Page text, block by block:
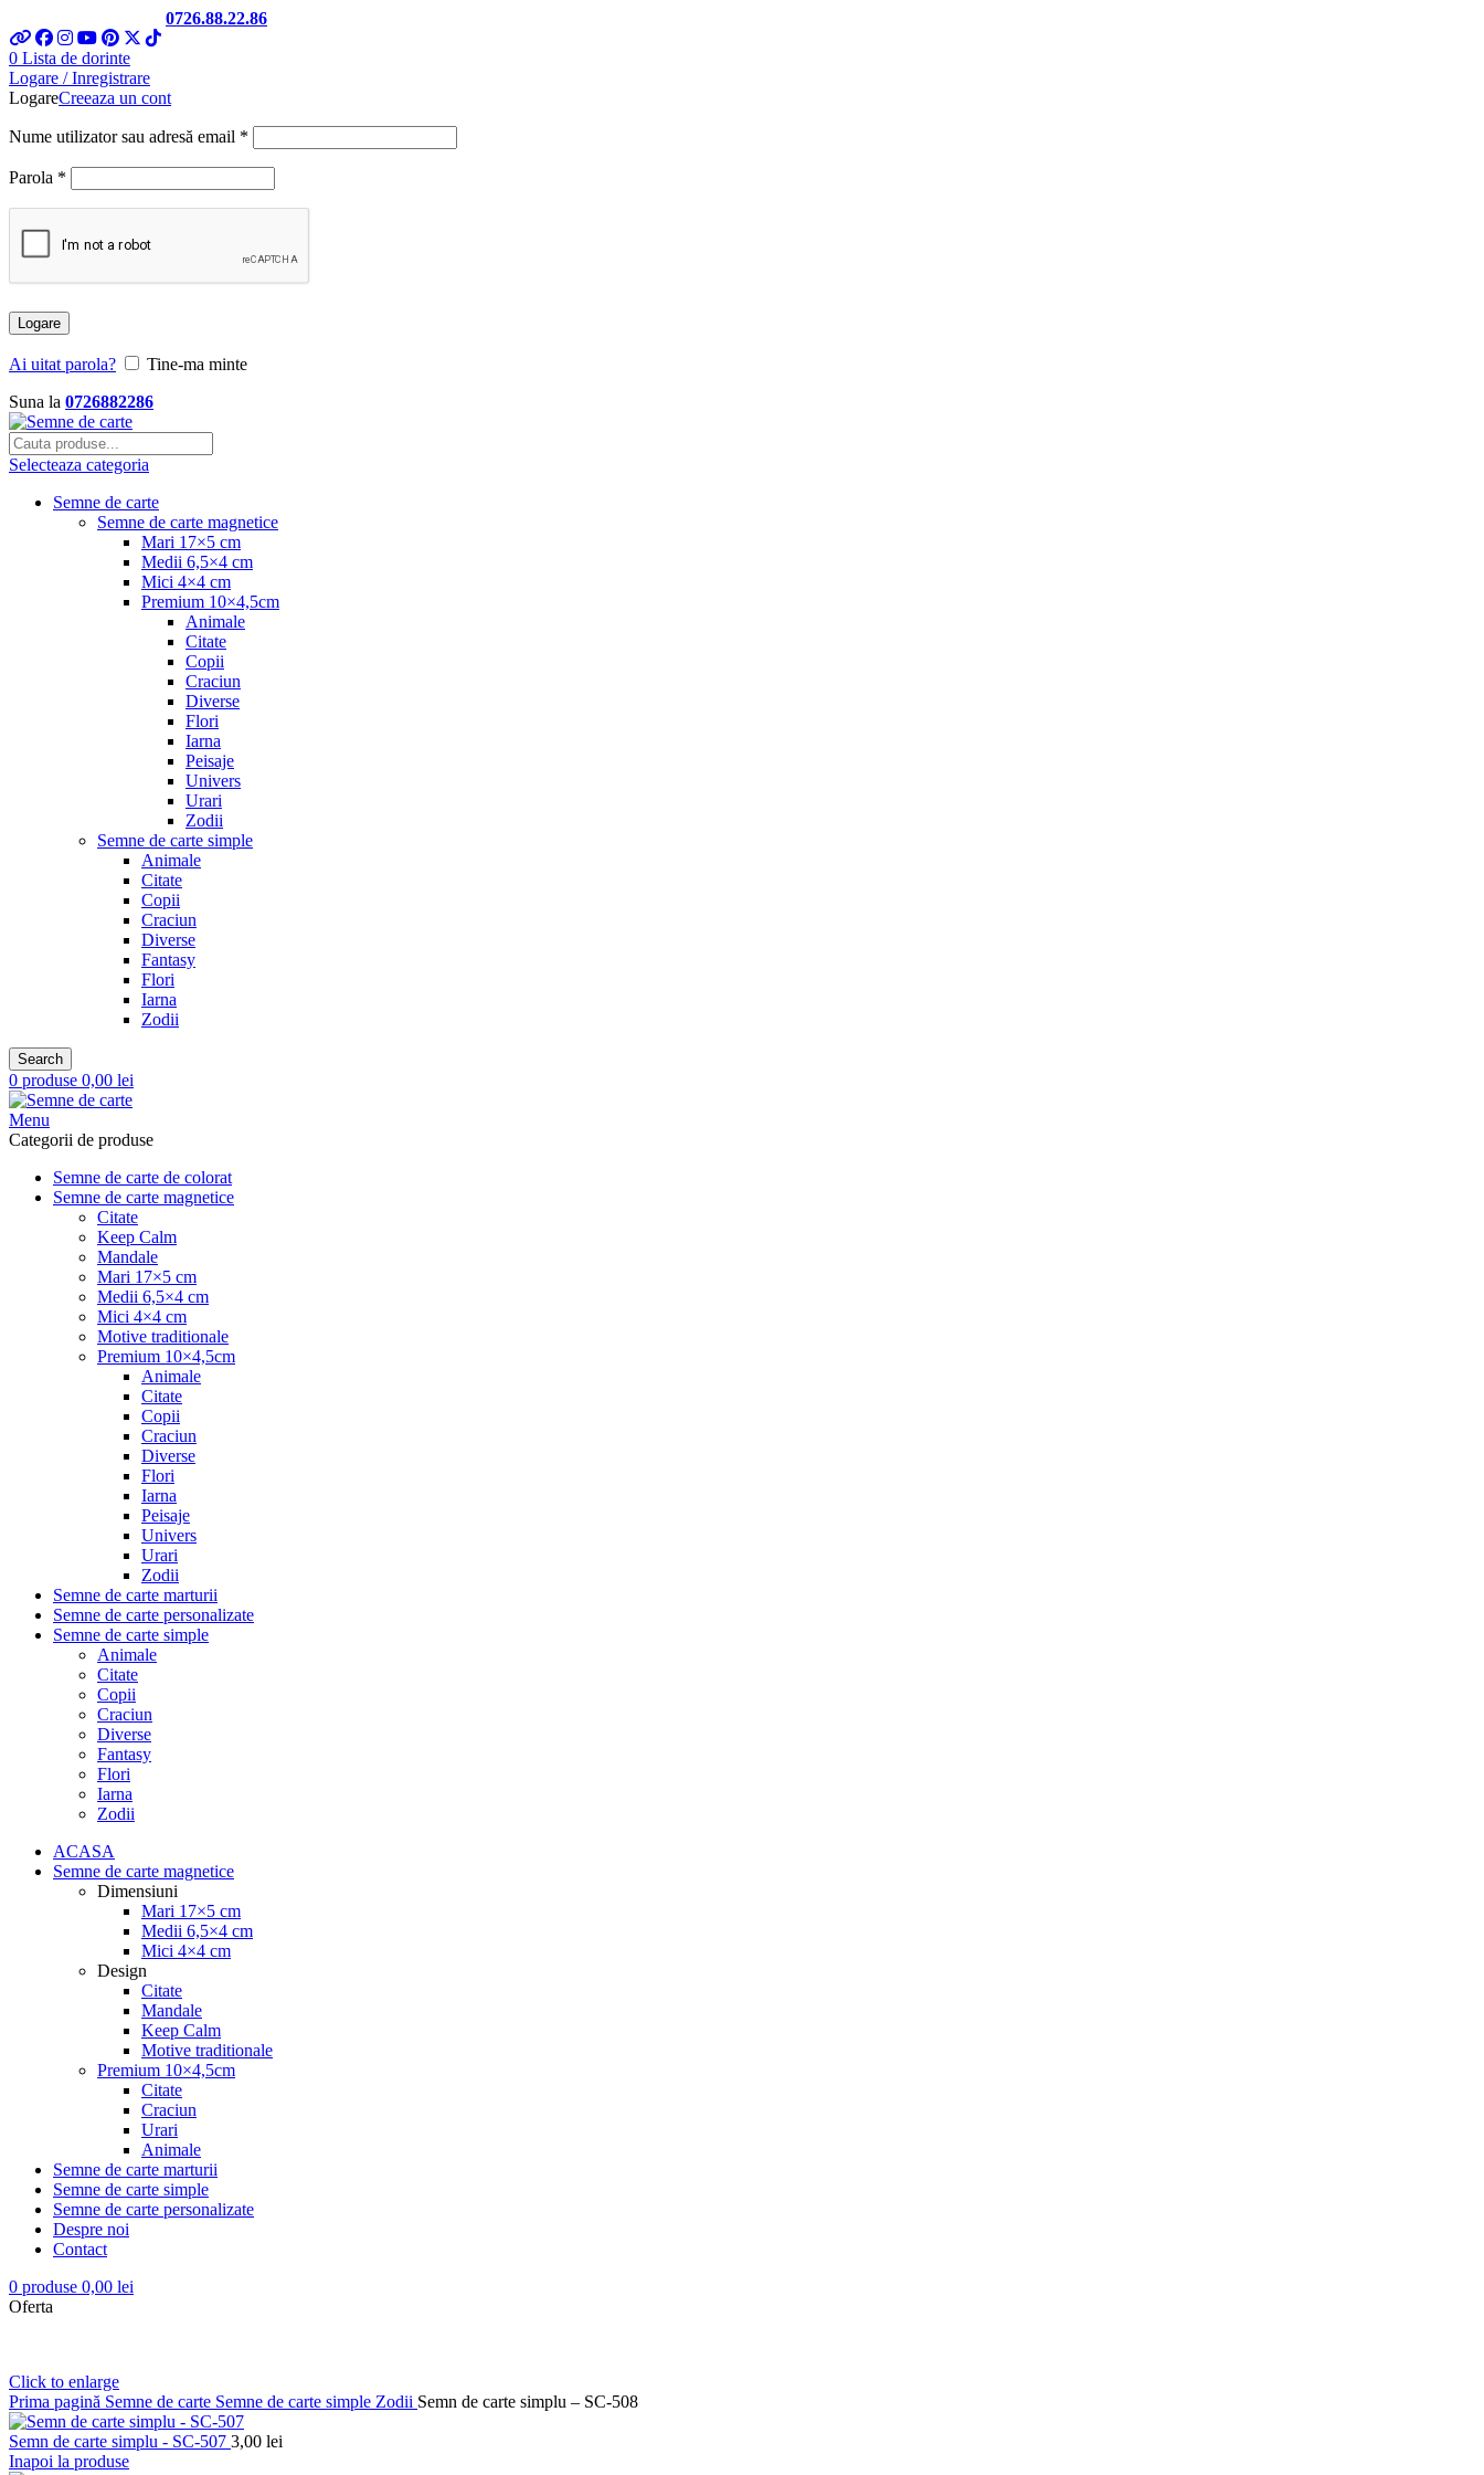
0726.88.22.86
0 Lista de dorinte
Logare / Inregistrare
LogareCreeaza un cont
Nume utilizator sau adresă email *
Parola *
Logare
Ai uitat parola?
Tine-ma minte
Suna la 0726882286
Selecteaza categoria
Semne de carte
Semne de carte magnetice
Mari 17×5 cm
Medii 6,5×4 cm
Mici 4×4 cm
Premium 10×4,5cm
Animale
Citate
Copii
Craciun
Diverse
Flori
Iarna
Peisaje
Univers
Urari
Zodii
Semne de carte simple
Animale
Citate
Copii
Craciun
Diverse
Fantasy
Flori
Iarna
Zodii
Search
0 produse 0,00 lei
Menu
Categorii de produse
Semne de carte de colorat
Semne de carte magnetice
Citate
Keep Calm
Mandale
Mari 17×5 cm
Medii 6,5×4 cm
Mici 4×4 cm
Motive traditionale
Premium 10×4,5cm
Animale
Citate
Copii
Craciun
Diverse
Flori
Iarna
Peisaje
Univers
Urari
Zodii
Semne de carte marturii
Semne de carte personalizate
Semne de carte simple
Animale
Citate
Copii
Craciun
Diverse
Fantasy
Flori
Iarna
Zodii
ACASA
Semne de carte magnetice
Dimensiuni
Mari 17×5 cm
Medii 6,5×4 cm
Mici 4×4 cm
Design
Citate
Mandale
Keep Calm
Motive traditionale
Premium 10×4,5cm
Citate
Craciun
Urari
Animale
Semne de carte marturii
Semne de carte simple
Semne de carte personalizate
Despre noi
Contact
0 produse 0,00 lei
Oferta
Click to enlarge
Prima pagină Semne de carte Semne de carte simple Zodii Semn de carte simplu – SC-508
Semn de carte simplu - SC-507 3,00 lei
Inapoi la produse